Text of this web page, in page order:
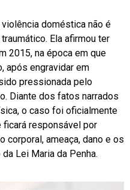
doméstica não é
Ela afirmou ter
2015, na época em que
após engravidar em
pressionada pelo
Diante dos fatos narrados
o caso foi oficialmente
ficará responsável por
corporal, ameaça, dano e os
Lei Maria da Penha.